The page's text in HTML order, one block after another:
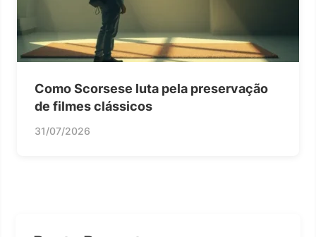
Como Scorsese luta pela preservação
de filmes clássicos
31/07/2026